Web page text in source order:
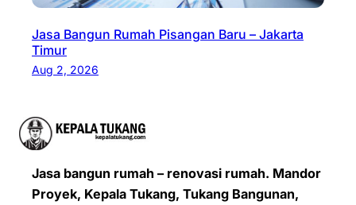
Jasa Bangun Rumah Pisangan Baru – Jakarta
Timur
Aug 2, 2026
Jasa bangun rumah – renovasi rumah. Mandor
Proyek, Kepala Tukang, Tukang Bangunan,